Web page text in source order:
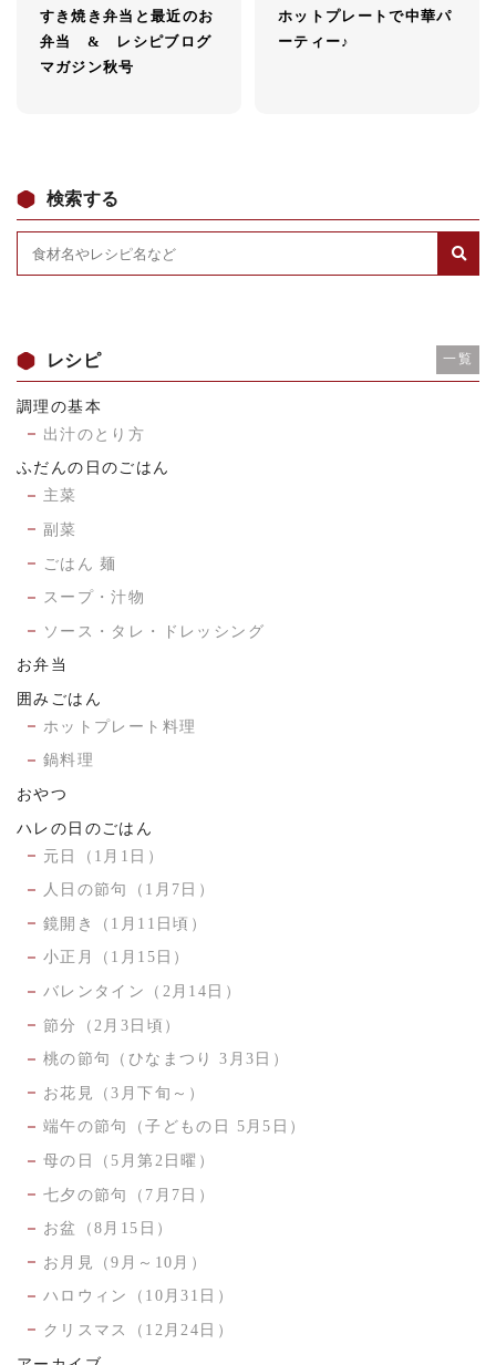
すき焼き弁当と最近のお
弁当 & レシピブログ
マガジン秋号
ホットプレートで中華パ
ーティー♪
検索する
レシピ 一覧
調理の基本
出汁のとり方
ふだんの日のごはん
主菜
副菜
ごはん 麺
スープ・汁物
ソース・タレ・ドレッシング
お弁当
囲みごはん
ホットプレート料理
鍋料理
おやつ
ハレの日のごはん
元日（1月1日）
人日の節句（1月7日）
鏡開き（1月11日頃）
小正月（1月15日）
バレンタイン（2月14日）
節分（2月3日頃）
桃の節句（ひなまつり 3月3日）
お花見（3月下旬～）
端午の節句（子どもの日 5月5日）
母の日（5月第2日曜）
七夕の節句（7月7日）
お盆（8月15日）
お月見（9月～10月）
ハロウィン（10月31日）
クリスマス（12月24日）